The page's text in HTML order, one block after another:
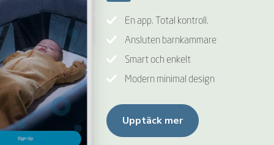
En app. Total kontroll.
Ansluten barnkammare
Smart och enkelt
Modern minimal design
Upptäck mer